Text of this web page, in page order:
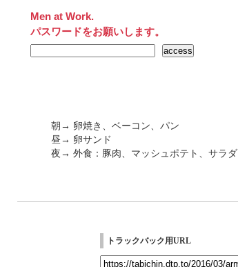
Men at Work.
パスワードをお願いします。
朝→ 卵焼き、ベーコン、パン
昼→ 卵サンド
夜→ 外食：豚肉、マッシュポテト、サラダ
トラックバック用URL